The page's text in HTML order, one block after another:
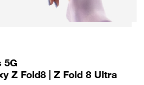
5G
Z Fold8 | Z Fold 8 Ultra